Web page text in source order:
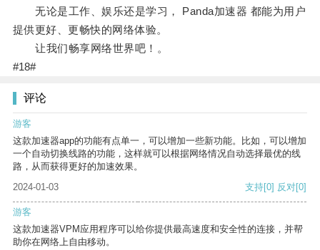
无论是工作、娱乐还是学习， Panda加速器 都能为用户
提供更好、更畅快的网络体验。
让我们畅享网络世界吧！。
#18#
评论
游客
这款加速器app的功能有点单一，可以增加一些新功能。比如，可以增加
一个自动切换线路的功能，这样就可以根据网络情况自动选择最优的线
路，从而获得更好的加速效果。
2024-01-03
支持[0] 反对[0]
游客
这款加速器VPM应用程序可以给你提供最高速度和安全性的连接，并帮
助你在网络上自由移动。